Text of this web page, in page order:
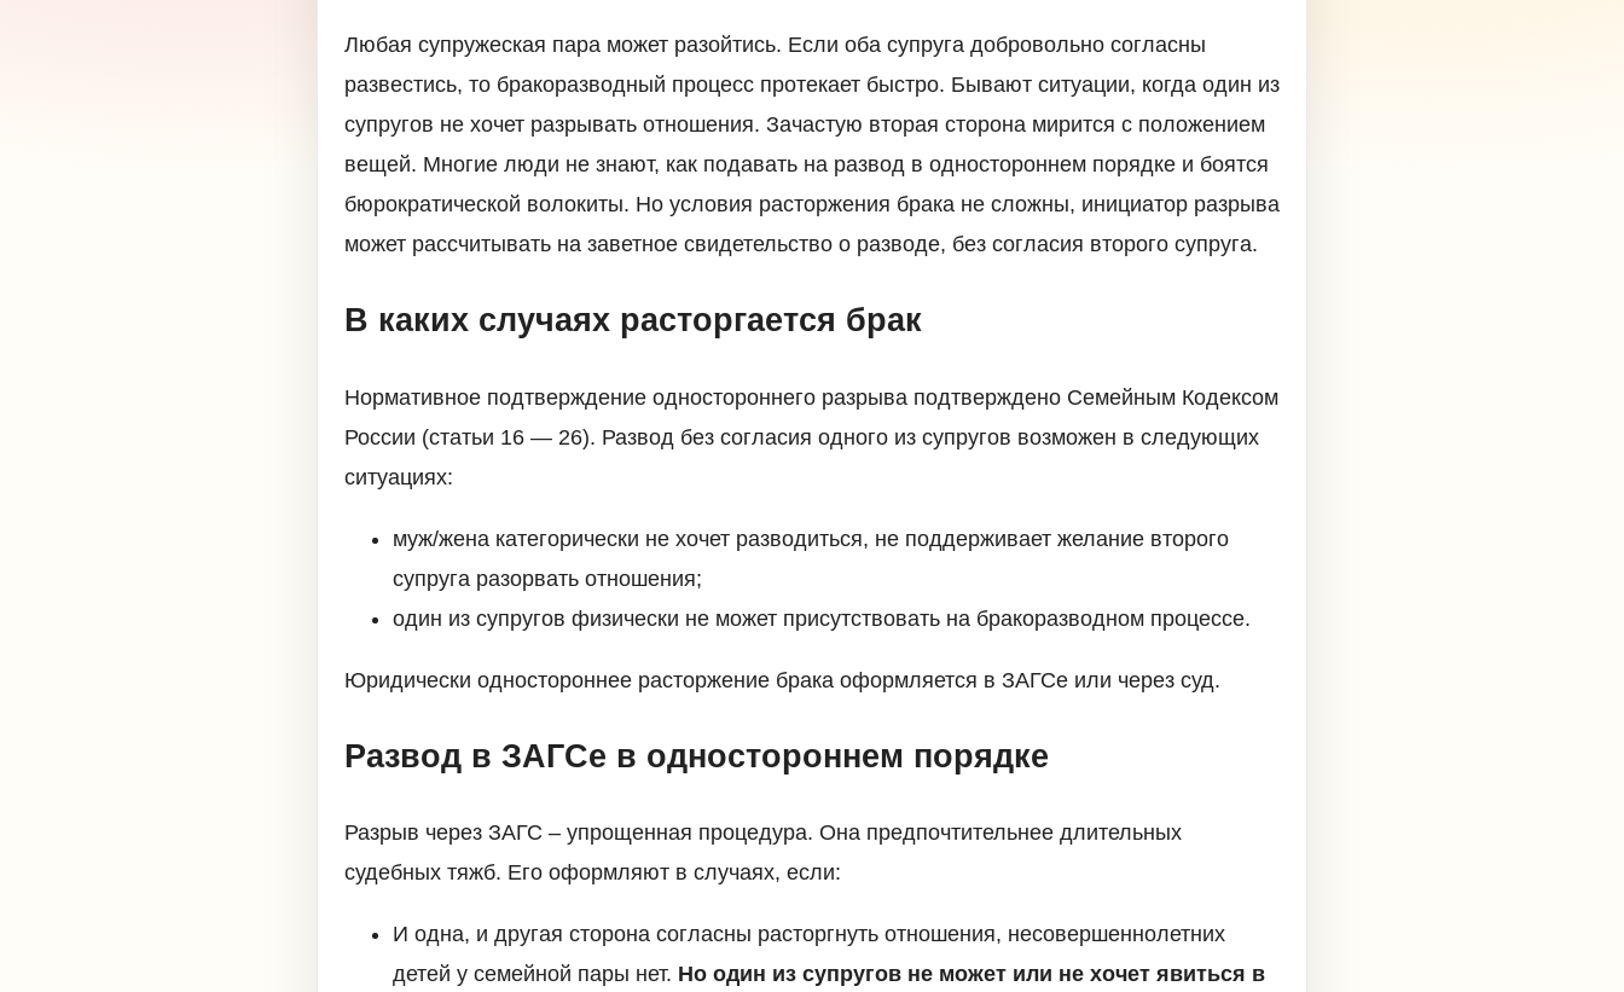
Любая супружеская пара может разойтись. Если оба супруга добровольно согласны
развестись, то бракоразводный процесс протекает быстро. Бывают ситуации, когда один из
супругов не хочет разрывать отношения. Зачастую вторая сторона мирится с положением
вещей. Многие люди не знают, как подавать на развод в одностороннем порядке и боятся
бюрократической волокиты. Но условия расторжения брака не сложны, инициатор разрыва
может рассчитывать на заветное свидетельство о разводе, без согласия второго супруга.
В каких случаях расторгается брак
Нормативное подтверждение одностороннего разрыва подтверждено Семейным Кодексом
России (статьи 16 — 26). Развод без согласия одного из супругов возможен в следующих
ситуациях:
муж/жена категорически не хочет разводиться, не поддерживает желание второго
супруга разорвать отношения;
один из супругов физически не может присутствовать на бракоразводном процессе.
Юридически одностороннее расторжение брака оформляется в ЗАГСе или через суд.
Развод в ЗАГСе в одностороннем порядке
Разрыв через ЗАГС – упрощенная процедура. Она предпочтительнее длительных
судебных тяжб. Его оформляют в случаях, если:
И одна, и другая сторона согласны расторгнуть отношения, несовершеннолетних
детей у семейной пары нет. Но один из супругов не может или не хочет явиться в